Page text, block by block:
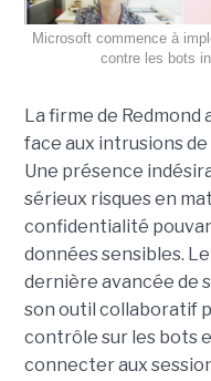
Microsoft commence à
contre les bots
La firme de Redmond
face aux intrusions de
Une présence
sérieux risques en
confidentialité
données sensibles.
dernière avancée de
son outil collaboratif
contrôle sur les bots
connecter aux